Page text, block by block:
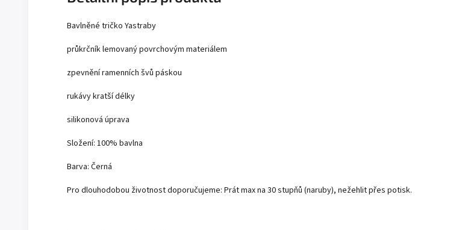
Bavlněné tričko Yastraby
průkrčník lemovaný povrchovým materiálem
zpevnění ramenních švů páskou
rukávy kratší délky
silikonová úprava
Složení: 100% bavlna
Barva: Černá
Pro dlouhodobou životnostdoporučujeme: Prátmaxna 30stupňů (naruby), nežehlitpřes potisk.